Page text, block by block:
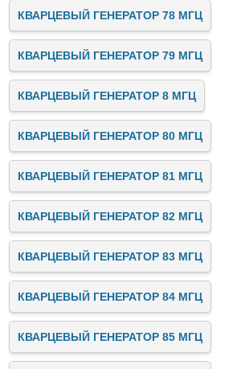
КВАРЦЕВЫЙ ГЕНЕРАТОР 78 МГЦ
КВАРЦЕВЫЙ ГЕНЕРАТОР 79 МГЦ
КВАРЦЕВЫЙ ГЕНЕРАТОР 8 МГЦ
КВАРЦЕВЫЙ ГЕНЕРАТОР 80 МГЦ
КВАРЦЕВЫЙ ГЕНЕРАТОР 81 МГЦ
КВАРЦЕВЫЙ ГЕНЕРАТОР 82 МГЦ
КВАРЦЕВЫЙ ГЕНЕРАТОР 83 МГЦ
КВАРЦЕВЫЙ ГЕНЕРАТОР 84 МГЦ
КВАРЦЕВЫЙ ГЕНЕРАТОР 85 МГЦ